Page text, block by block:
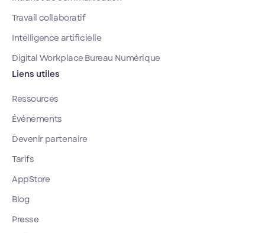
Travail collaboratif
Intelligence artificielle
Digital Workplace Bureau Numérique
Liens utiles
Ressources
Événements
Devenir partenaire
Tarifs
AppStore
Blog
Presse